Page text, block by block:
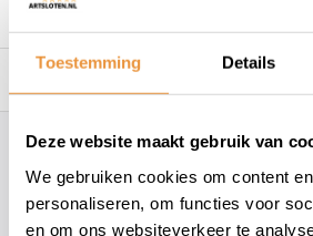
Toestemming Details
Deze website maakt gebruik van
We gebruiken cookies om content
personaliseren, om functies voor
en om ons websiteverkeer te
Specificaties
Hoe kunnen wij je helpen?
+31 78 780 2330